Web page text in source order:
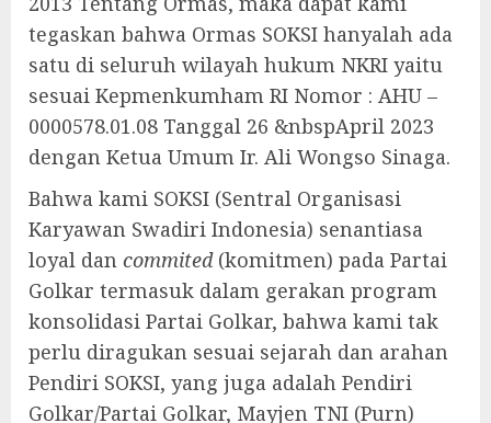
tegaskan bahwa Ormas SOKSI hanyalah ada
satu di seluruh wilayah hukum NKRI yaitu
sesuai Kepmenkumham RI Nomor : AHU –
0000578.01.08 Tanggal 26 &nbspApril 2023
dengan Ketua Umum Ir. Ali Wongso Sinaga.
Bahwa kami SOKSI (Sentral Organisasi
Karyawan Swadiri Indonesia) senantiasa
loyal dan commited (komitmen) pada Partai
Golkar termasuk dalam gerakan program
konsolidasi Partai Golkar, bahwa kami tak
perlu diragukan sesuai sejarah dan arahan
Pendiri SOKSI, yang juga adalah Pendiri
Golkar/Partai Golkar, Mayjen TNI (Purn)